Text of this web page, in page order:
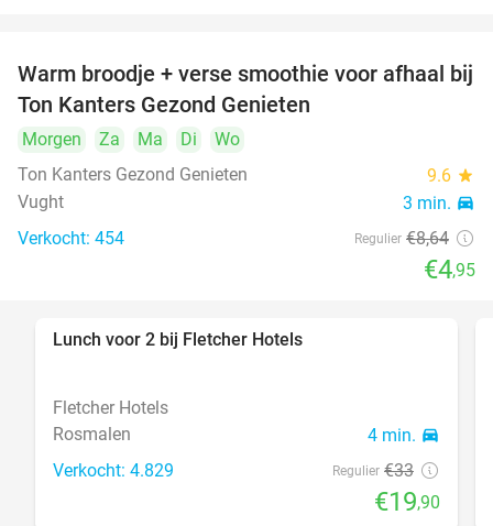
43%
Warm broodje + verse smoothie voor afhaal bij
Ton Kanters Gezond Genieten
Morgen Za Ma Di
Wo
Ton Kanters Gezond Genieten
9.6 star
Vught 3 min. directions_car
Verkocht: 454 Regulier €8,64
€4,95
Lunch voor 2 bij Fletcher Hotels
Fletcher Hotels
Rosmalen
4 min. directions_car
Verkocht: 4.829 Regulier €33
€19,90